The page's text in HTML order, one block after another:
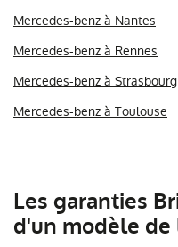
Mercedes-benz à Nantes
Mercedes-benz à Rennes
Mercedes-benz à Strasbourg
Mercedes-benz à Toulouse
Les garanties
d'un modèle de